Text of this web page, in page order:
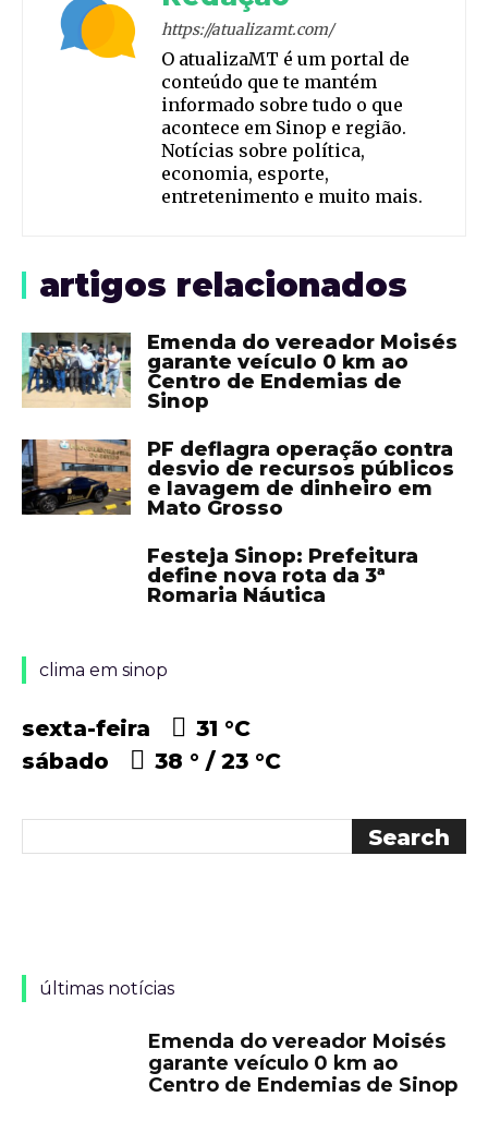
https://atualizamt.com/
O atualizaMT é um portal de
conteúdo que te mantém
informado sobre tudo o que
acontece em Sinop e região.
Notícias sobre política,
economia, esporte,
entretenimento e muito mais.
artigos relacionados
Emenda do vereador Moisés
garante veículo 0 km ao
Centro de Endemias de
Sinop
PF deflagra operação contra
desvio de recursos públicos
e lavagem de dinheiro em
Mato Grosso
Festeja Sinop: Prefeitura
define nova rota da 3ª
Romaria Náutica
clima em sinop
sexta-feira 31 °C
sábado
38 ° 23 °C
últimas notícias
Emenda do vereador Moisés
garante veículo 0 km ao
Centro de Endemias de Sinop